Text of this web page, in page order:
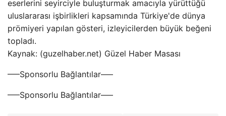
eserlerini seyirciyle buluşturmak amacıyla yürüttüğü
uluslararası işbirlikleri kapsamında Türkiye'de dünya
prömiyeri yapılan gösteri, izleyicilerden büyük beğeni
topladı.
Kaynak: (guzelhaber.net) Güzel Haber Masası
—–Sponsorlu Bağlantılar—–
—–Sponsorlu Bağlantılar—–